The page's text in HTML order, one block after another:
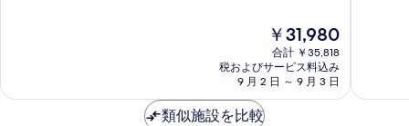
表
示良
現
在
の
料
金
￥31,980
合計 ￥35,818
税およびサービス料込み
9 月 2 日 ～ 9 月 3 日
良
類似施設を比較